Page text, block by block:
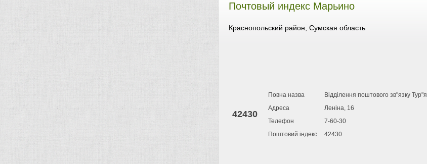
Почтовый индекс Марьино
Краснопольский район, Сумская область
42430
Повна назва
Відділення поштового зв"язку Тур"я
Адреса
Леніна, 16
Телефон
7-60-30
Поштовий індекс
42430